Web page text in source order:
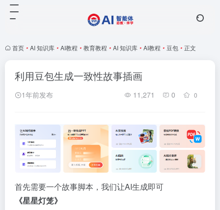
首页 • AI 知识库 • AI教程 • 教育教程 • AI 知识库 • AI教程 • 豆包 • 正文
利用豆包生成一致性故事插画
1年前发布 11,271 0 0
首先需要一个故事脚本，我们让AI生成即可
《星星灯笼》